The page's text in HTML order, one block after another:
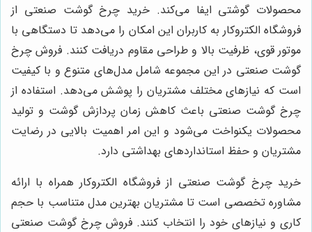
محصولات گوشتی ایفا می‌کند. خرید چرخ گوشت صنعتی از
فروشگاه الکتروکار به کاربران این امکان را می‌دهد تا دستگاهی با
موتور قوی، ظرفیت بالا و طراحی مقاوم دریافت کنند. فروش چرخ
گوشت صنعتی در این مجموعه شامل مدل‌های متنوع و با کیفیت
است که نیازهای مختلف مشتریان را پوشش می‌دهد. استفاده از
چرخ گوشت صنعتی باعث کاهش زمان پردازش گوشت و تولید
محصولات یکنواخت می‌شود و این امر اهمیت بالایی در رضایت
مشتریان و حفظ استانداردهای بهداشتی دارد.
خرید چرخ گوشت صنعتی از فروشگاه الکتروکار همراه با ارائه
مشاوره تخصصی است تا مشتریان بهترین مدل متناسب با حجم
کاری و نیازهای خود را انتخاب کنند. فروش چرخ گوشت صنعتی